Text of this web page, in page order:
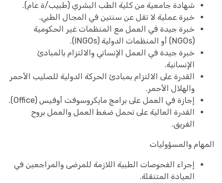
شهادة جامعية من كلية الطب البشري (طبيب/ة عام).
خبرة عملية لا تقل عن سنتين في المجال الطبي.
خبرة جيدة في العمل مع المنظمات غير الحكومية
(NGOs) أو المنظمات الدولية (INGOs).
خبرة جيدة في العمل الإنساني والالتزام بالمبادئ
الإنسانية.
القدرة على الالتزام بمبادئ الحركة الدولية للصليب الأحمر
والهلال الأحمر.
إجازة في العمل على برامج مايكروسوفت أوفيس (Office).
القدرة العالية على تحمل ضغط العمل والعمل بروح
الفريق.
المهام والمسؤوليات
إجراء الفحوصات الطبية اللازمة للمرضى والمراجعين في
العيادة المتنقلة.